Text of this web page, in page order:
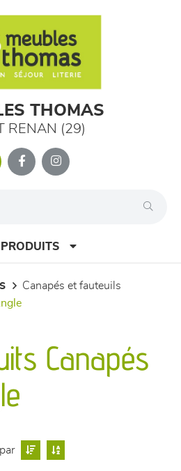
THOMAS
RENAN (29)
PRODUITS
canapés et fauteuils
angle
Canapés
par